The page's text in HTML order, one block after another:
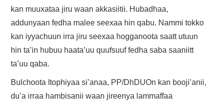
kan muuxataa jiru waan akkasiitii. Hubadhaa,
addunyaan fedha malee seexaa hin qabu. Nammi tokko
kan iyyachuun irra jiru seexaa hogganoota saatt utuun
hin ta’in hubuu haata’uu quufsuuf fedha saba saaniitt
ta’uu qaba.
Bulchoota Itophiyaa si’anaa, PP/DhDUOn kan booji’anii,
du’a irraa hambisanii waan jireenya lammaffaa